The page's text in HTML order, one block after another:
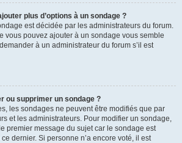
plus d’options à un sondage ?
est décidée par les administrateurs du forum.
vous pouvez ajouter à un sondage vous semble
à un administrateur du forum s’il est
ou supprimer un sondage ?
les sondages ne peuvent être modifiés que par
et les administrateurs. Pour modifier un sondage,
premier message du sujet car le sondage est
dernier. Si personne n’a encore voté, il est